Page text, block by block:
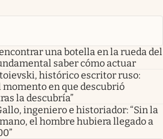
una botella en la rueda del
saber cómo actuar
histórico escritor ruso:
momento en que descubrió
la descubría”
ingeniero e historiador: “Sin la
el hombre hubiera llegado a